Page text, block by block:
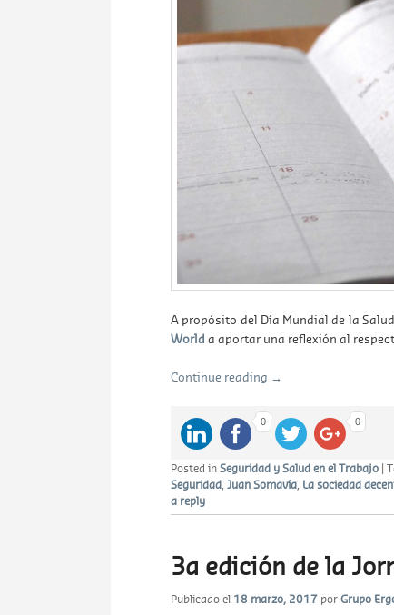
A propósito del Día Mundial de la
World a aportar una reflexión al
Continue reading →
0 0
Posted in Seguridad y Salud en el Trabajo |
Seguridad Juan Somavía La sociedad
a reply
3a edición de la
Publicado el 18 marzo, 2017 por Grupo